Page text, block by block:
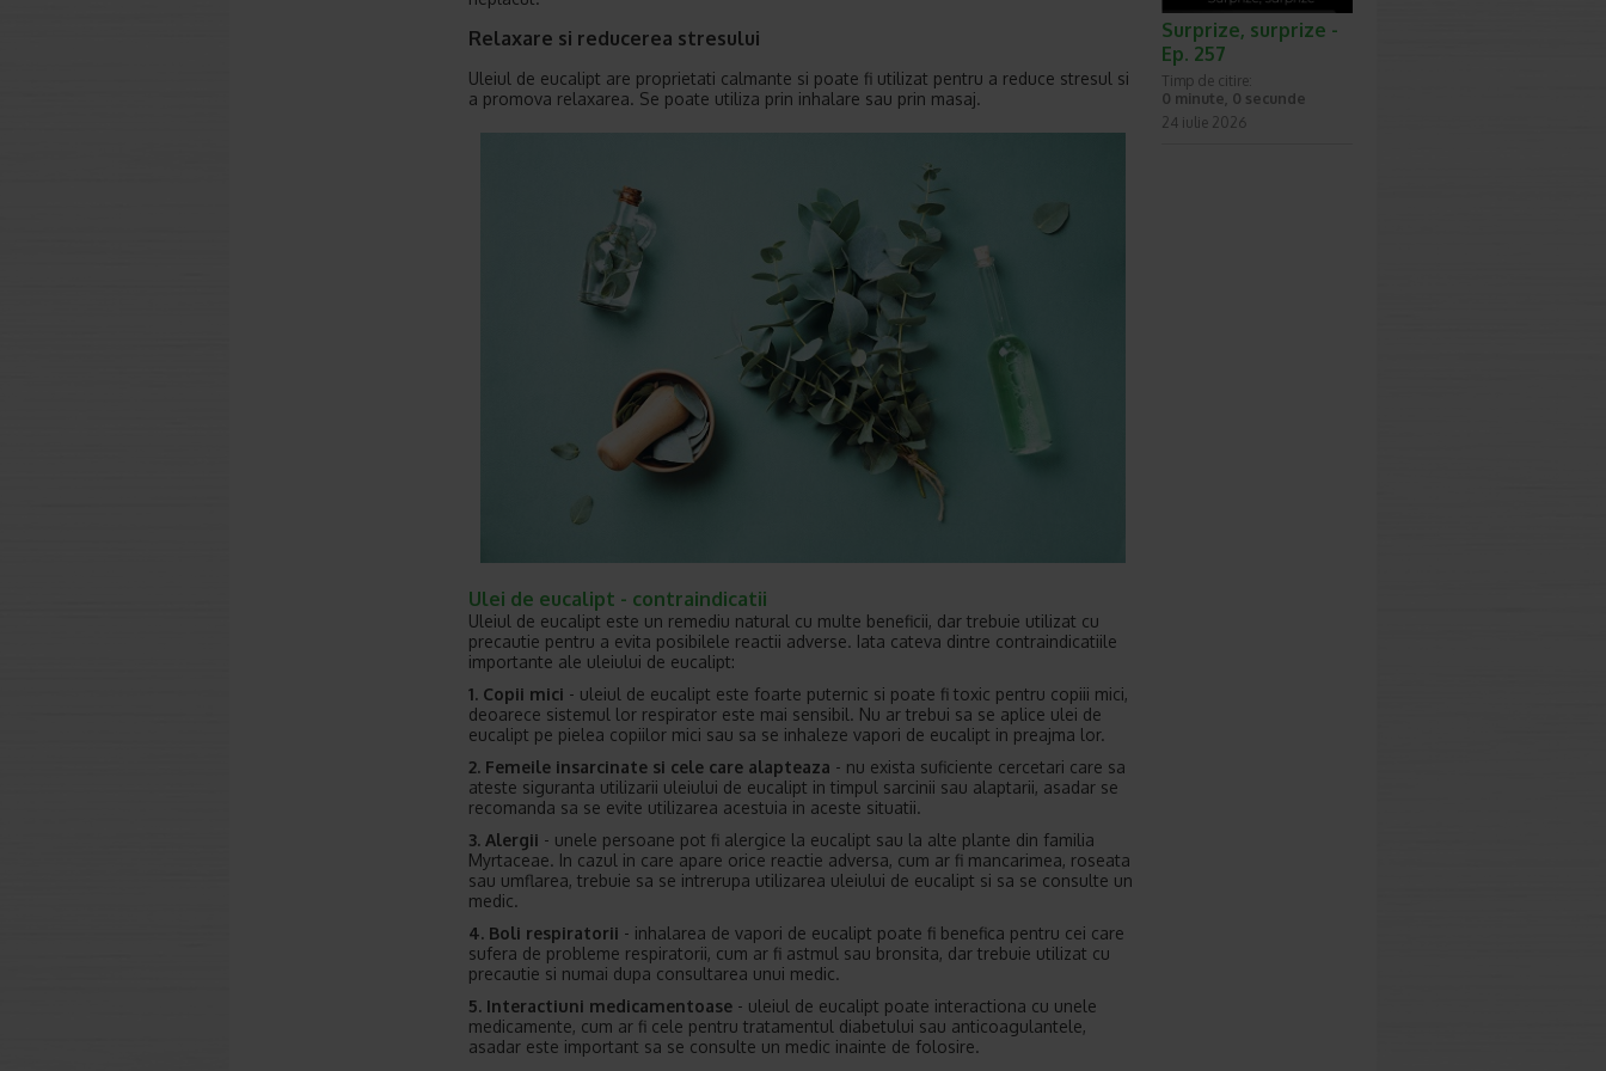
Relaxare si reducerea stresului
Uleiul de eucalipt are proprietati calmante si poate fi utilizat pentru a reduce stresul si
a promova relaxarea. Se poate utiliza prin inhalare sau prin masaj.
Ulei de eucalipt - contraindicatii
Uleiul de eucalipt este un remediu natural cu multe beneficii, dar trebuie utilizat cu
precautie pentru a evita posibilele reactii adverse. Iata cateva dintre contraindicatiile
importante ale uleiului de eucalipt:
1. Copii mici - uleiul de eucalipt este foarte puternic si poate fi toxic pentru copiii mici,
deoarece sistemul lor respirator este mai sensibil. Nu ar trebui sa se aplice ulei de
eucalipt pe pielea copiilor mici sau sa se inhaleze vapori de eucalipt in preajma lor.
2. Femeile insarcinate si cele care alapteaza - nu exista suficiente cercetari care sa
ateste siguranta utilizarii uleiului de eucalipt in timpul sarcinii sau alaptarii, asadar se
recomanda sa se evite utilizarea acestuia in aceste situatii.
3. Alergii - unele persoane pot fi alergice la eucalipt sau la alte plante din familia
Myrtaceae. In cazul in care apare orice reactie adversa, cum ar fi mancarimea, roseata
sau umflarea, trebuie sa se intrerupa utilizarea uleiului de eucalipt si sa se consulte un
medic.
4. Boli respiratorii - inhalarea de vapori de eucalipt poate fi benefica pentru cei care
sufera de probleme respiratorii, cum ar fi astmul sau bronsita, dar trebuie utilizat cu
precautie si numai dupa consultarea unui medic.
5. Interactiuni medicamentoase - uleiul de eucalipt poate interactiona cu unele
medicamente, cum ar fi cele pentru tratamentul diabetului sau anticoagulantele,
asadar este important sa se consulte un medic inainte de folosire.
Surprize, surprize -
Ep. 257
Timp de citire:
0 minute, 0 secunde
24 iulie 2026